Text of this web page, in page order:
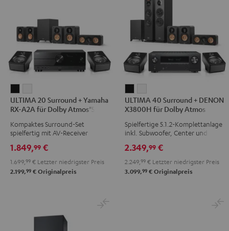
Schwarz
Schwarz
/
20
Surround
+
Yamaha
RX-
A2A
für
20
Surround
+
Yamaha
RX-
A2A
für
ULTIMA 20 Surround + Yamaha
RX-A2A für Dolby Atmos"5.1.2"
Kompaktes Surround-Set
spielfertig mit AV-Receiver
1.849,99 €
1.699, 99 € Letzter niedrigster Preis
2.199,99 € Originalpreis
40
Surround
+
DENON
X3800H
für
Dolby
40
Surround
+
DENON
X3800H
für
Dolby
ULTIMA 40 Surround + DENON
X3800H für Dolby Atmos
Spielfertige 5.1.2-Komplettanlage
inkl. Subwoofer, Center und
2.349,99 €
2.249, 99 € Letzter niedrigster Preis
3.099,99 € Originalpreis